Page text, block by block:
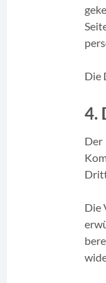
Die
4.
Die